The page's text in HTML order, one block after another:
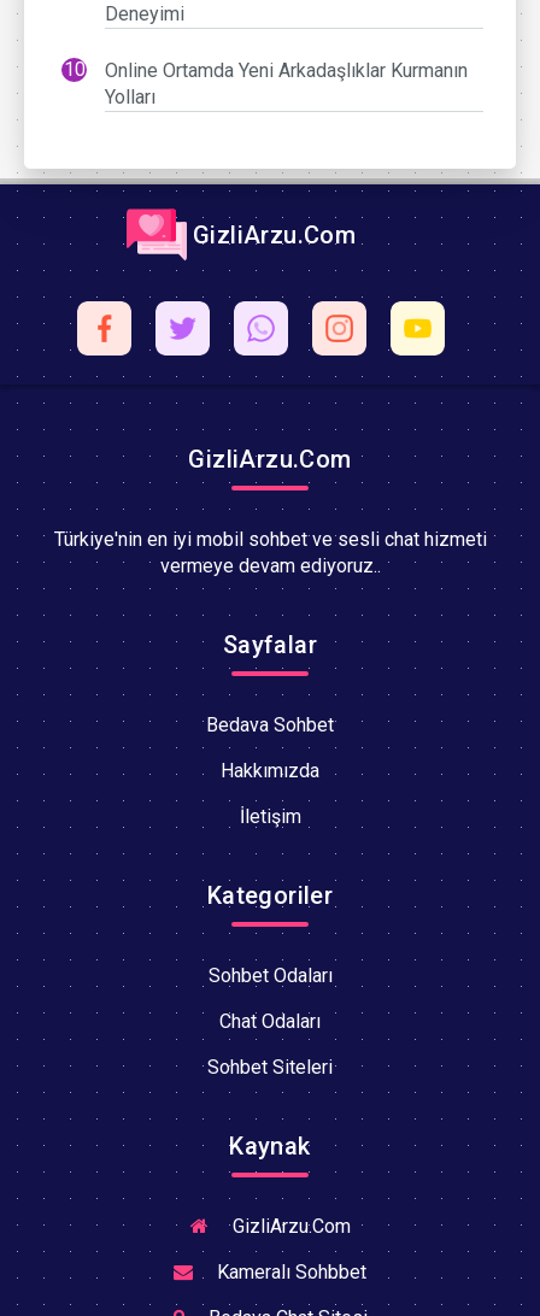
Deneyimi
Online Ortamda Yeni Arkadaşlıklar Kurmanın
Yolları
GizliArzu.Com
GizliArzu.Com
Türkiye'nin en iyi mobil sohbet ve sesli chat hizmeti
vermeye devam ediyoruz..
Sayfalar
Bedava Sohbet
Hakkımızda
İletişim
Kategoriler
Sohbet Odaları
Chat Odaları
Sohbet Siteleri
Kaynak
GizliArzu.Com
Kameralı Sohbbet